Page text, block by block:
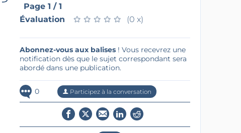
Page 1 / 1
Évaluation
★ ★ ★ ★ ★
★ ★ ★ ★ ★ (0 x)
Abonnez-vous aux balises! Vous recevrez une
notification dès que le sujet correspondant sera
abordé dans une publication.
0 Participez à la conversation